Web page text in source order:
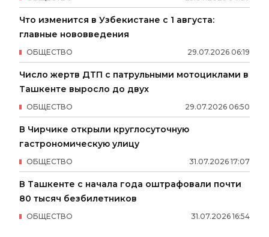
Что изменится в Узбекистане с 1 августа:
главные нововведения
29.07.2026 06:19
ОБЩЕСТВО
Число жертв ДТП с патрульными мотоциклами в
Ташкенте выросло до двух
29.07.2026 06:50
ОБЩЕСТВО
В Чирчике открыли круглосуточную
гастрономическую улицу
31.07.2026 17:07
ОБЩЕСТВО
В Ташкенте с начала года оштрафовали почти
80 тысяч безбилетников
31.07.2026 16:54
ОБЩЕСТВО